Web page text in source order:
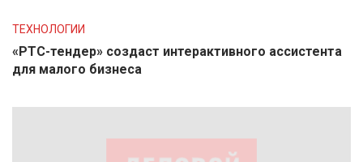
ТЕХНОЛОГИИ
«РТС-тендер» создаст интерактивного ассистента
для малого бизнеса